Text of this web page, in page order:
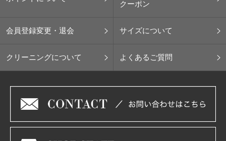
クーポン
会員登録変更・退会 サイズについて
クリーニングについて よくあるご質問